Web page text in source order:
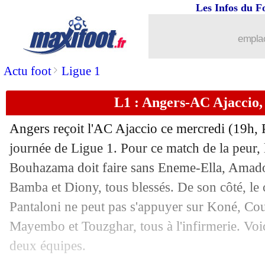
Actu foot> Ligue 1
Les Infos du
L1 : Angers-AC Ajaccio,
Angers reçoit l'AC Ajaccio ce mercredi (19h,
journée de Ligue 1. Pour ce match de la
Bouhazama doit faire sans Eneme-Ella,
Bamba et Diony, tous blessés. De son côté,
Pantaloni ne peut pas s'appuyer sur Koné,
Mayembo et Touzghar, tous à l'infirmerie.
deux équipes.
: Angers 1-2 AC Ajaccio (fini)
01/02 L1: Toulouse 4-1 Troyes (fini)
: Nantes 0-2 Marseille (fini)
01/02 Galatasaray: décidément, Icardi
01/02 L1: Lyon-Brest, les compos
01/02 L1 : Lens-Nice, les compos
01/02 L1 : Montpellier-Paris SG, les compos
01/02 L1: Monaco-Auxerre, les compos